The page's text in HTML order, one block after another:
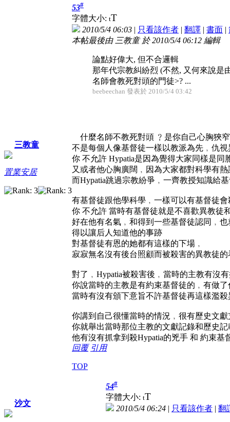
三教童
置業安居
53#
字體大小: tT
2010/5/4 06:03 | 只看該作者 | 翻譯 | 書面 |
本帖最後由 三教童 於 2010/5/4 06:12 編輯
論點好偉大, 但不合邏輯
那年代宗教糾紛烈 (不然, 又何來說是
名師會教死對頭的門徒>? ...
beebeechan 發表於 2010/5/4 03:42
什麼名師不教死對頭 ﹖是你自己心胸狹
不是每個人像基督徒一樣以教派為先﹐仇視
你 不允許 Hypatia是因為覺得大家同樣是同
又或者他心胸廣闊﹐因為大家都對科學有熱
而Hypatia跳過宗教紛爭﹐一齊教授知識給
有基督徒跟他學科學﹐一樣可以有基督徒會
你 不允許 當時有基督徒就是不喜歡異教徒
好在他有名氣﹐和得到一些基督徒認同﹐
得以讓后人知道他的事跡
對基督徒有恩的她都有這樣的下場﹐
寂寂無名沒有後台照顧而被殺害的異教徒
對了﹐Hypatia被殺害後﹐當時的主教有沒
你說當時的主教是有約束基督徒的﹐有做
當時有沒有頒下意旨不許基督徒再這樣濫
你講到自己很懂當時的情況﹐很有歷史文獻
你就舉出當時那位主教的文獻記錄和歷史記
他有沒有抓拿到殺Hypatia的兇手 和 約束基
回覆 引用
TOP
沙文
54#
字體大小: tT
2010/5/4 06:24 | 只看該作者 | 翻